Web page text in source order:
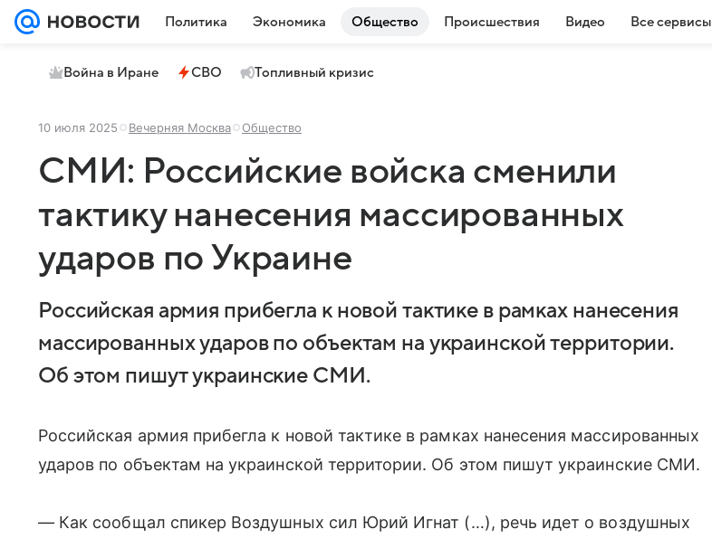
Политика Экономика Общество Происшествия Видео Все сервисы
Война в Иране СВО Топливный кризис
10 июля 2025 Вечерняя Москва Общество
СМИ: Российские войска сменили
тактику нанесения массированных
ударов по Украине
Российская армия прибегла к новой тактике в рамках нанесения
массированных ударов по объектам на украинской территории.
Об этом пишут украинские СМИ.
Российская армия прибегла к новой тактике в рамках нанесения массированных
ударов по объектам на украинской территории. Об этом пишут украинские СМИ.
— Как сообщал спикер Воздушных сил Юрий Игнат (…), речь идет о воздушных